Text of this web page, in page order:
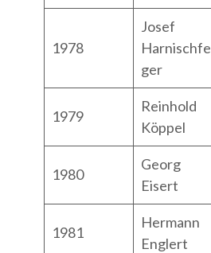
1978
Josef
Harnischfe
ger
1979
Reinhold
Köppel
1980
Georg
Eisert
1981
Hermann
Englert